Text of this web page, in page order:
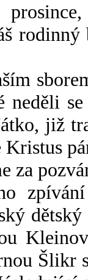
rodinný
neděli
již
za
Šlikr